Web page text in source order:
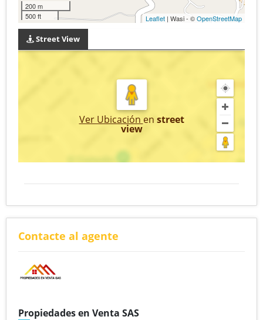
200 m
500 ft
Leaflet | Wasi - ©OpenStreetMap
Street View
Ver Ubicación en street
view
Contacte al agente
Propiedades en Venta SAS